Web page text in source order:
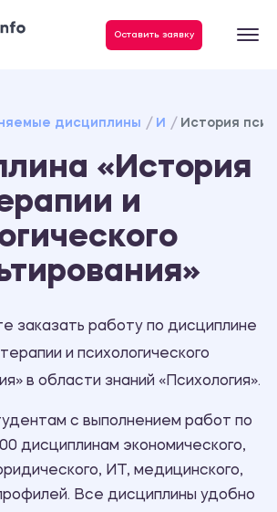
Оставить заявку
дисциплины И История
«История
и
заказать работу по дисциплине
и психологического
в области знаний «Психология».
с выполнением работ по
дисциплинам экономического,
ИТ, медицинского,
Все дисциплины удобно